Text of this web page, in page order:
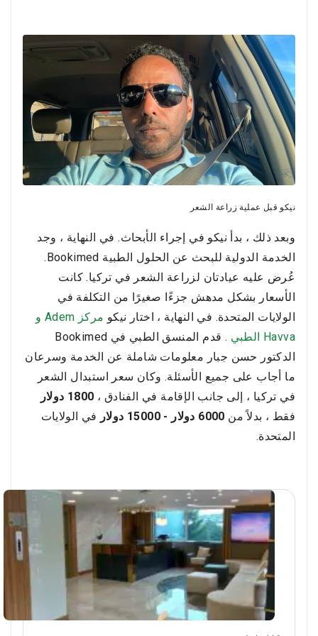
نيكو قبل عملية زراعة الشعر
وبعد ذلك ، بدأ نيكو في إجراء الأبحاث. في النهاية ، وجد
الخدمة الدولية للبحث عن الحلول الطبية Bookimed.
عُرض عليه عيادتان لزراعة الشعر في تركيا. كانت
الأسعار بشكل مدهش جزءًا صغيرًا من التكلفة في
الولايات المتحدة. في النهاية ، اختار نيكو
مركز Adem و
Havva الطبي
. قدم المنسق الطبي في Bookimed
الدكتور حسن جبار معلومات شاملة عن الخدمة وسرعان
ما أجاب على جميع الأسئلة. وكان سعر استبدال الشعر
في تركيا ، إلى جانب الإقامة في الفنادق ، 1800 دولار
فقط ، بدلاً من 6000 دولار - 15000 دولار
في الولايات
المتحدة.